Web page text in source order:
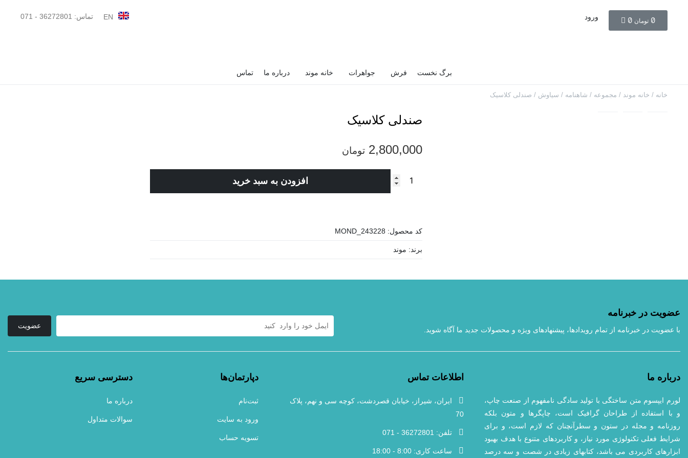
0 تومان 0 ورود EN تماس: 36272801 - 071
برگ نخست فرش جواهرات خانه موند درباره ما تماس
خانه / خانه موند / مجموعه / شاهنامه / سیاوش / صندلی کلاسیک
صندلی کلاسیک
2,800,000 تومان
افزودن به سبد خرید
کد محصول: MOND_243228
برند: موند
عضویت در خبرنامه
با عضویت در خبرنامه از تمام رویداد‌ها، پیشنهادهای ویژه و محصولات جدید ما آگاه شوید. عضویت
درباره ما
لورم ایپسوم متن ساختگی با تولید سادگی نامفهوم از صنعت چاپ،
و با استفاده از طراحان گرافیک است، چاپگرها و متون بلکه
روزنامه و مجله در ستون و سطرآنچنان که لازم است، و برای
شرایط فعلی تکنولوژی مورد نیاز، و کاربردهای متنوع با هدف بهبود
ابزارهای کاربردی می باشد، کتابهای زیادی در شصت و سه درصد
اطلاعات تماس
ایران، شیراز، خیابان قصردشت، کوچه سی و نهم، پلاک
70
تلفن: 36272801 - 071
ساعت کاری: 8:00 - 18:00
دپارتمان‌ها
ثبت‌نام
ورود به سایت
تسویه حساب
دسترسی سریع
درباره ما
سوالات متداول